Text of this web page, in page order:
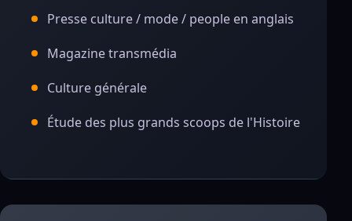
Presse culture / mode / people en anglais
Magazine transmédia
Culture générale
Étude des plus grands scoops de l'Histoire